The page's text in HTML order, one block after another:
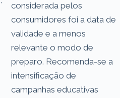
considerada pelos
consumidores foi a data de
validade e a menos
relevante o modo de
preparo. Recomenda-se a
intensificação de
campanhas educativas